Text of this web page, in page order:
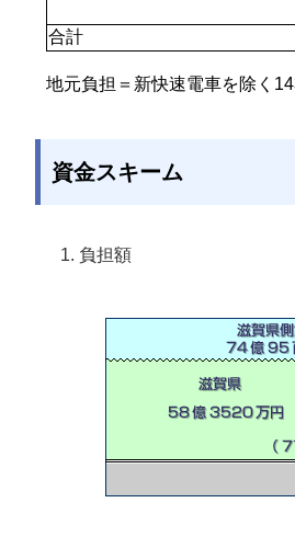
合計
地元負担＝新快速電車を除く
資金スキーム
負担額